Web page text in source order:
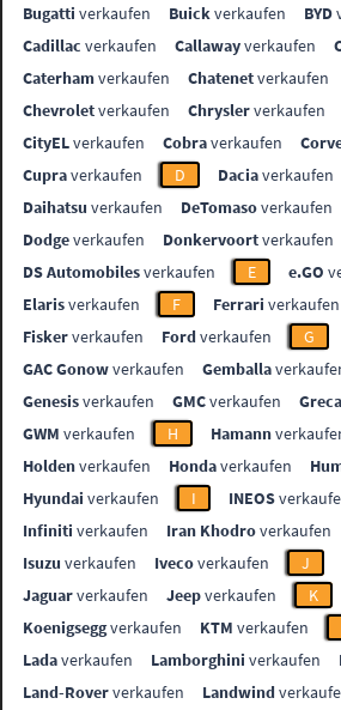
Bugatti verkaufen Buickverkaufen BYD
Cadillac verkaufen Callawayverkaufen
Caterhamverkaufen Chatenetverkaufen
Chevroletverkaufen Chryslerverkaufen
CityELverkaufen Cobraverkaufen
Cupraverkaufen D Daciaverkaufen
Daihatsu verkaufen DeTomasoverkaufen
Dodgeverkaufen Donkervoortverkaufen
DS Automobilesverkaufen E e.GO
Elarisverkaufen F Ferrari verkaufen
Fiskerverkaufen Fordverkaufen
G
GAC Gonowverkaufen Gemballa
Genesisverkaufen GMCverkaufen
GWM verkaufen H Hamann
Holdenverkaufen Hondaverkaufen
Hyundai verkaufen I INEOS
Infiniti verkaufen Iran Khodroverkaufen
Isuzu verkaufen Ivecoverkaufen J
Jaguarverkaufen Jeepverkaufen K
Koenigseggverkaufen KTM verkaufen
Ladaverkaufen Lamborghini verkaufen
Land-Roververkaufen Landwind